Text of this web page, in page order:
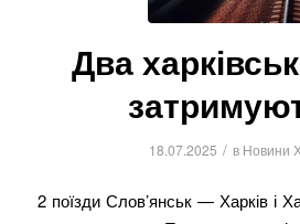
Два
18.07.2025 / в Новини
2 поїзди Слов’янськ — Харків і